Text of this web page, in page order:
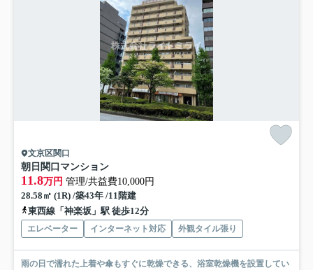
文京区関口
朝日関口マンション
11.8万円 管理/共益費10,000円
28.58㎡ (1R) /築43年 /11階建
東西線「神楽坂」駅 徒歩12分
エレベーター インターネット対応 外観タイル張り
雨の日で濡れた上着や傘もすぐに乾燥できる、浴室乾燥機を設置してい